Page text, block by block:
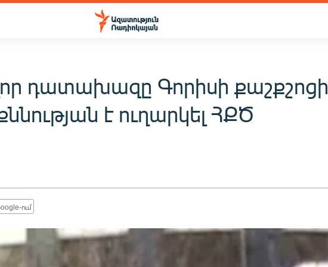
դատախազը Գորիսի քաշքշոցի
է ուղարկել ՀՔԾ
ում